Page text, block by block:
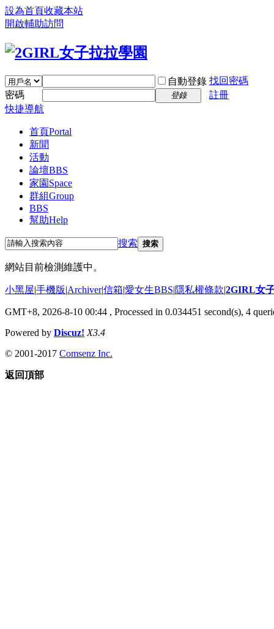
設為首頁收藏本站
開啟輔助訪問
自動登錄 找回密碼
密碼
登錄
註冊
快捷導航
首頁Portal
新聞
活動
論壇BBS
家園 Space
群組Group
BBS
幫助Help
搜索 搜索
網站目前檢測維護中。
小黑屋|手機版|Archiver|信箱|愛女生BBS|隱私權條款|2GIRL女
GMT+8, 2026-8-10 00:44 , Processed in 0.034451 second(s), 4
Powered by Discuz! X3.4
© 2001-2017 Comsenz Inc.
返回頂部